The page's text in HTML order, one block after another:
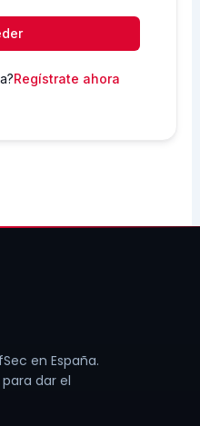
Regístrate ahora
en España.
dar el